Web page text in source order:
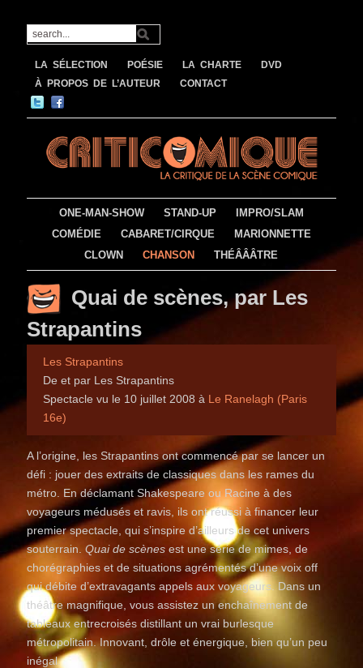
LA SÉLECTION POÉSIE LA CHARTE
DVD
À PROPOS DE L’AUTEUR
CONTACT
ONE-MAN-SHOW STAND-UP
IMPRO/SLAM
COMÉDIE
CABARET/CIRQUE
MARIONNETTE
CLOWN
CHANSON THÉÂÂÂTRE
Quai de scènes, par Les
Strapantins
Les Strapantins
De et par Les Strapantins
Spectacle vu le 10 juillet 2008 à Le Ranelagh (Paris
16e)
A l’origine, les Strapantins ont commencé par se lancer un
défi : jouer des extraits de classiques dans les rames du
métro. En déclamant Shakespeare ou Racine à des
voyageurs médusés et ravis, ils ont réussi à financer leur
premier spectacle, qui s’inspire d’ailleurs de cet univers
souterrain.Quai de scènes est une série de mimes, de
chorégraphies et de situations agrémentés d’une voix off
qui débite d’extravagants appels aux voyageurs. Dans un
théâtre magnifique, vous assistez un enchaînement de
tableaux entrecroisés distillant un vrai burlesque
métropolitain. Innovant, drôle et énergique, bien qu’un peu
inégal.